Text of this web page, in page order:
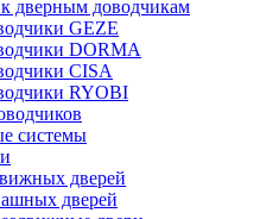
дверным доводчикам
GEZE
DORMA
CISA
RYOBI
системы
дверей
дверей